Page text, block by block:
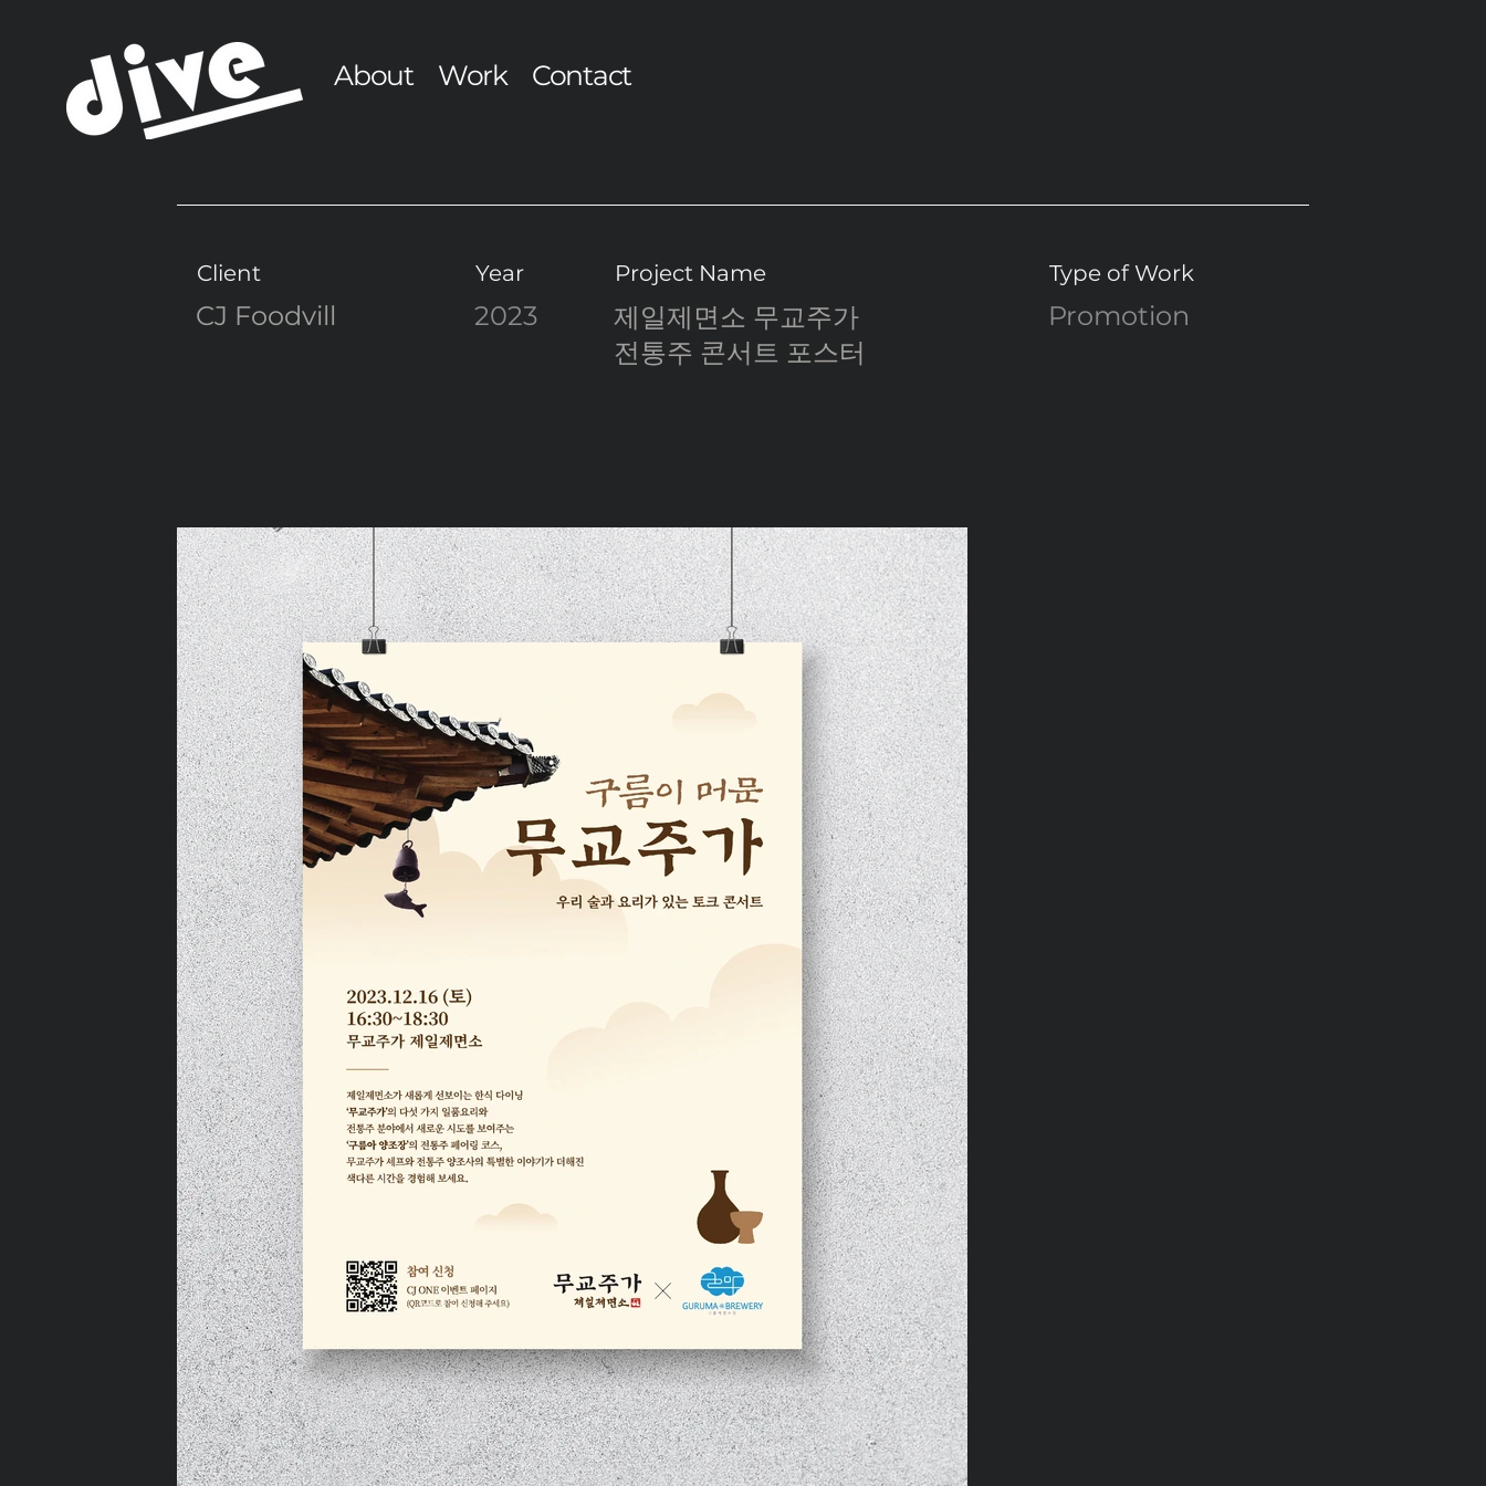
About Work Contact
Client
CJ Foodvill
Year
2023
Project Name
제일제면소 무교주가
전통주 콘서트 포스터
Type of Work
Promotion